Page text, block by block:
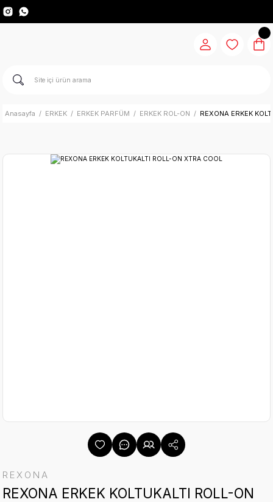
Anasayfa ERKEK ERKEK PARFÜM ERKEK ROL-ON REXONA ERKEK
REXONA
REXONA ERKEK KOLTUKALTI ROLL-ON